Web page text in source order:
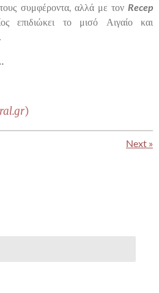
συμφέροντα, αλλά με τον Recep
επιδιώκει το μισό Αιγαίο και
)
Next »